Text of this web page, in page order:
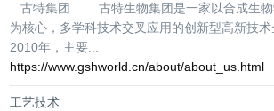
古特集团 古特生物集团是一家以合成生物
为核心，多学科技术交叉应用的创新型高新技
2010年，主要...
https://www.gshworld.cn/about/about_us.html
工艺技术